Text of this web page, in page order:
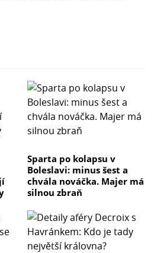
Sparta po kolapsu v
Boleslavi: minus šest a
chvála nováčka. Majer má
silnou zbraň